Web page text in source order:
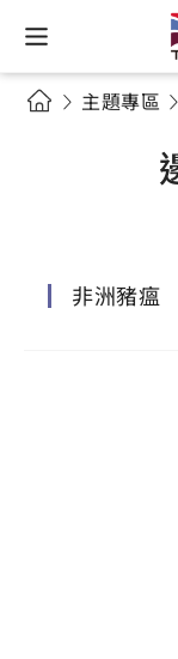
主題專區
非洲豬瘟